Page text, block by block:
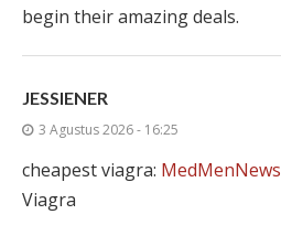
begin their amazing deals.
JESSIENER
3 Agustus 2026 - 16:25
cheapest viagra: MedMenNews
Viagra